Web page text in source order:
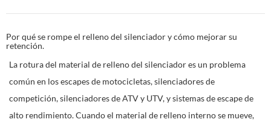
Por qué se rompe el relleno del silenciador y cómo mejorar su
retención.
La rotura del material de relleno del silenciador es un problema
común en los escapes de motocicletas, silenciadores de
competición, silenciadores de ATV y UTV, y sistemas de escape de
alto rendimiento. Cuando el material de relleno interno se mueve,